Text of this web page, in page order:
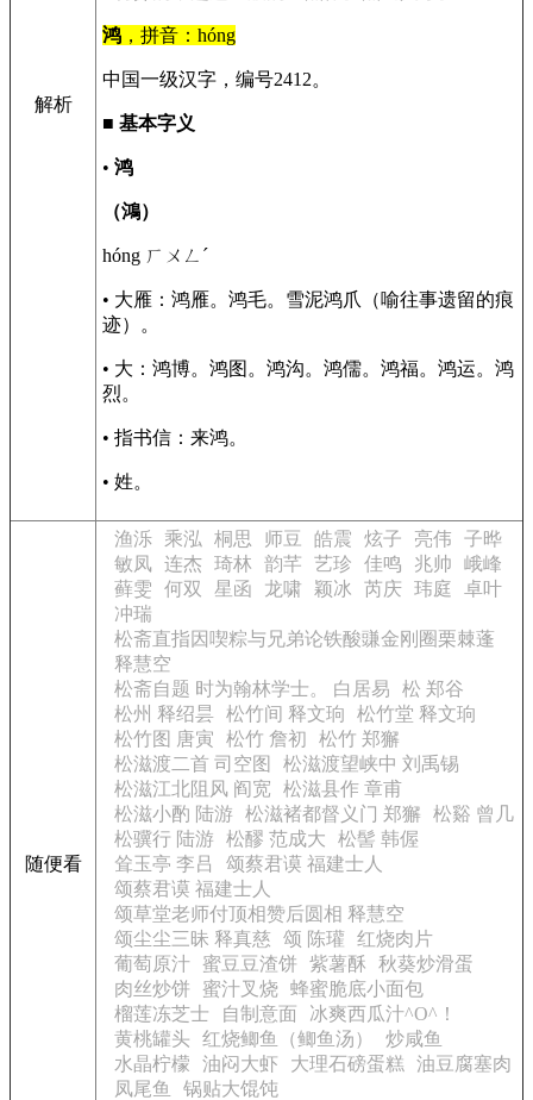
解析
鸿 ，拼音：hóng
中国一级汉字，编号2412。
■ 基本字义
• 鸿
（鴻）
hóng ㄏㄨㄥˊ
• 大雁：鸿雁。鸿毛。雪泥鸿爪（喻往事遗留的痕
迹）。
• 大：鸿博。鸿图。鸿沟。鸿儒。鸿福。鸿运。鸿
烈。
• 指书信：来鸿。
• 姓。
随便看
渔泺 乘泓 桐思 师豆 皓震 炫子 亮伟
子晔
敏凤
连杰 琦林 韵芊 艺珍 佳鸣 兆帅
峨峰
藓雯
何双 星函 龙啸 颖冰 芮庆 玮庭
卓叶
冲瑞
松斋直指因喫粽与兄弟论铁酸豏金刚圈栗棘蓬
释慧空
松斋自题 时为翰林学士。 白居易
松 郑谷
松州 释绍昙 松竹间 释文珦
松竹堂 释文珦
松竹图 唐寅
松竹 詹初
松竹 郑獬
松滋渡二首 司空图
松滋渡望峡中 刘禹锡
松滋江北阻风 阎宽
松滋县作 章甫
松滋小酌 陆游
松滋褚都督义门 郑獬
松谿 曾几
松骥行 陆游
松醪 范成大
松髻 韩偓
耸玉亭 李吕
颂蔡君谟 福建士人
颂蔡君谟 福建士人
颂草堂老师付顶相赞后圆相 释慧空
颂尘尘三昧 释真慈
颂 陈瓘
红烧肉片
葡萄原汁 蜜豆豆渣饼 紫薯酥
秋葵炒滑蛋
肉丝炒饼
蜜汁叉烧
蜂蜜脆底小面包
榴莲冻芝士
自制意面
冰爽西瓜汁^O^！
黄桃罐头
红烧鲫鱼（鲫鱼汤）
炒咸鱼
水晶柠檬
油闷大虾 大理石磅蛋糕
油豆腐塞肉
凤尾鱼
锅贴大馄饨